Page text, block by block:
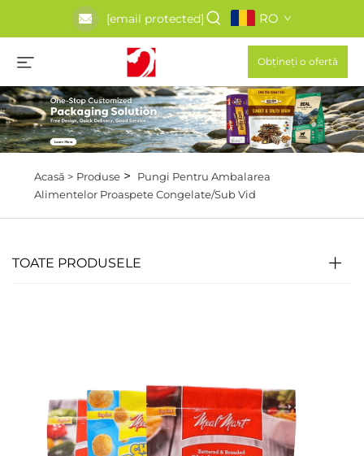
[email protected] RO
Obțineți o ofertă
Acasă > Produse>
Pungi Pentru Ambalarea
Alimentelor Proaspete Congelate/Sub Vid
TOATE PRODUSELE